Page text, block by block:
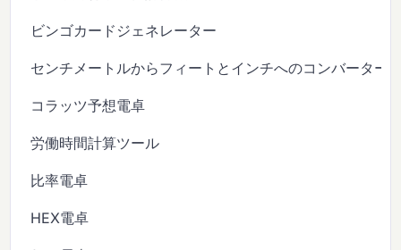
ビンゴカードジェネレーター
センチメートルからフィートとインチへのコンバーター
コラッツ予想電卓
労働時間計算ツール
比率電卓
HEX電卓